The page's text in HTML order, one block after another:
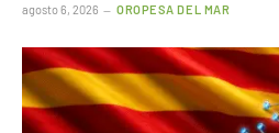
agosto 6, 2026 OROPESA DEL MAR